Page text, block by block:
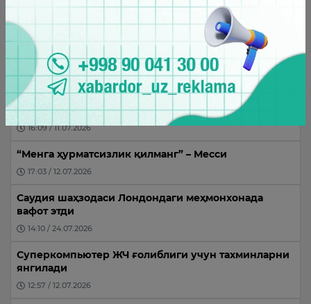
Энг кўп ўқилганлар
Исроил ҳаво кучлари Ливан жанубидаги
ҳудудларга зарбалар берди
16:09 / 11.07.2026
“Менга ҳурматсизлик қилманг” – Месси
17:03 / 12.07.2026
Саудия шаҳзодаси Лондондаги меҳмонхонада
вафот этди
14:10 / 24.07.2026
Суперкомпьютер ЖЧ ғолиблиги учун тахминларни
янгилади
12:57 / 12.07.2026